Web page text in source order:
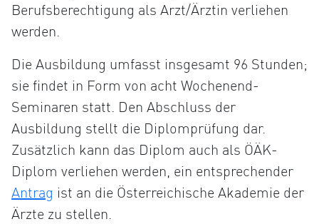
Berufsberechtigung als Arzt/Ärztin verliehen
werden.
Die Ausbildung umfasst insgesamt 96 Stunden;
sie findet in Form von acht Wochenend-
Seminaren statt. Den Abschluss der
Ausbildung stellt die Diplomprüfung dar.
Zusätzlich kann das Diplom auch als ÖÄK-
Diplom verliehen werden, ein entsprechender
Antrag ist an die Österreichische Akademie der
Ärzte zu stellen.